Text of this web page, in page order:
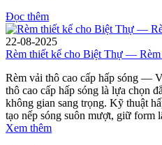
Đọc thêm
22-08-2025
Rèm thiết kế cho Biệt Thự — Rèm
Rèm vải thô cao cấp hấp sóng —
thô cao cấp hấp sóng là lựa chọn
không gian sang trọng. Kỹ thuật
tạo nếp sóng suôn mượt, giữ form
Xem thêm